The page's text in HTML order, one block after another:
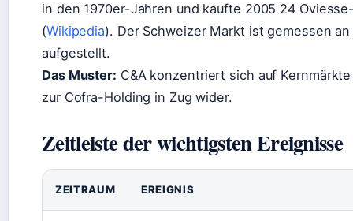
in den 1970er-Jahren und kaufte 2005 24
(Wikipedia). Der Schweizer Markt ist gemessen
aufgestellt.
Das Muster: C&A konzentriert sich auf
zur Cofra-Holding in Zug wider.
Zeitleiste der wichtigsten Ereignisse
ZEITRAUM EREIGNIS